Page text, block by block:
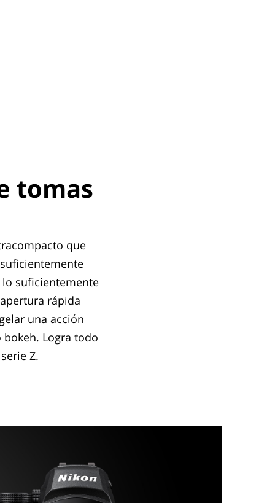
tomas
que
suficientemente
rápida
una acción
Logra todo
Z.